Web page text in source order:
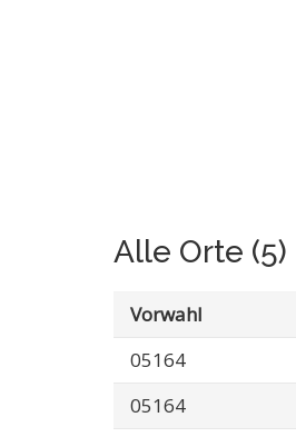
Alle Orte (5)
Vorwahl
05164
05164